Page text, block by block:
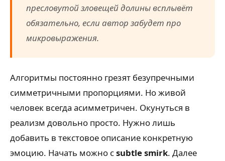
пресловутой зловещей долины всплывёт
обязательно, если автор забудет про
микровыражения.
Алгоритмы постоянно грезят безупречными
симметричными пропорциями. Но живой
человек всегда асимметричен. Окунуться в
реализм довольно просто. Нужно лишь
добавить в текстовое описание конкретную
эмоцию. Начать можно сsubtle smirk. Далее